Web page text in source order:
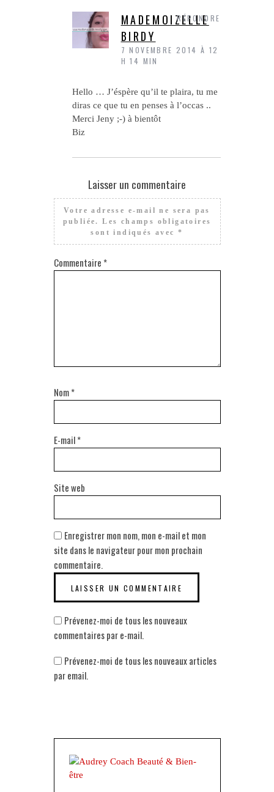
MADEMOIZELLE
BIRDY
7 NOVEMBRE 2014 À 12
H 14 MIN
Hello … J’éspère qu’il te plaira, tu me
diras ce que tu en penses à l’occas ..
Merci Jeny ;-) à bientôt
Biz
RÉPONDRE
Laisser un commentaire
Votre adresse e-mail ne sera pas
publiée. Les champs obligatoires
sont indiqués avec*
Commentaire *
Nom*
E-mail*
Site web
Enregistrer mon nom, mon e-mail et mon
site dans le navigateur pour mon prochain
commentaire.
Prévenez-moi de tous les nouveaux
commentaires par e-mail.
Prévenez-moi de tous les nouveaux articles
par email.